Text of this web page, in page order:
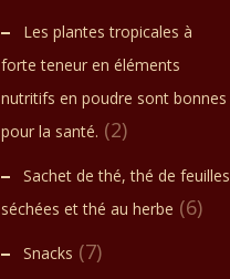
Les plantes tropicales à
forte teneur en éléments
nutritifs en poudre sont bonnes
pour la santé. (2)
Sachet de thé, thé de feuilles
séchées et thé au herbe (6)
Snacks (7)